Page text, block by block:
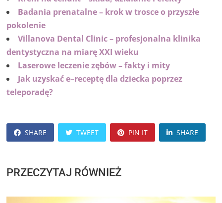
Badania prenatalne – krok w trosce o przyszłe
pokolenie
Villanova Dental Clinic – profesjonalna klinika
dentystyczna na miarę XXI wieku
Laserowe leczenie zębów – fakty i mity
Jak uzyskać e–receptę dla dziecka poprzez
teleporadę?
SHARE TWEET PIN IT SHARE
PRZECZYTAJ RÓWNIEŻ